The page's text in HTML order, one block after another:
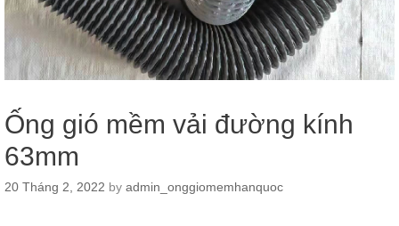
Ống gió mềm vải đường kính
63mm
20 Tháng 2, 2022 by admin_onggiomemhanquoc